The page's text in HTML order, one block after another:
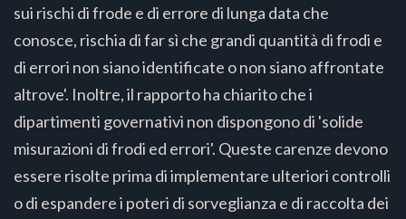
sui rischi di frode e di errore di lunga data che
conosce, rischia di far sì che grandi quantità di frodi e
di errori non siano identificate o non siano affrontate
altrove'. Inoltre, il rapporto ha chiarito che i
dipartimenti governativi non dispongono di 'solide
misurazioni di frodi ed errori'. Queste carenze devono
essere risolte prima di implementare ulteriori controlli
o di espandere i poteri di sorveglianza e di raccolta dei